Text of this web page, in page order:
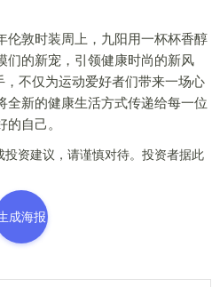
敦时装周上，九阳用一杯杯香醇
们的新宠，引领健康时尚的新风
不仅为运动爱好者们带来一场心
全新的健康生活方式传递给每一位
自己。
资建议，请谨慎对待。投资者据此
成海报